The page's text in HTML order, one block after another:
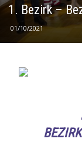
1. Bezirk –
01/10/2021